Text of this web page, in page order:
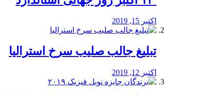
اکتبر 15, 2019
تبلیغ جالب صلیب سرخ استرالیا
اکتبر 12, 2019